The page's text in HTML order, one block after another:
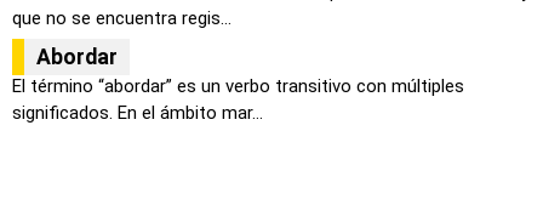
que no se encuentra regis...
Abordar
El término “abordar” es un verbo transitivo con múltiples
significados. En el ámbito mar...